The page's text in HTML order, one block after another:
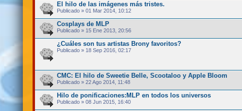
El hilo de las imágenes más tristes.
Publicado » 01 Mar 2014, 10:12
Cosplays de MLP
Publicado » 15 Ene 2013, 20:56
¿Cuáles son tus artistas Brony favoritos?
Publicado » 18 Sep 2016, 02:17
CMC: El hilo de Sweetie Belle, Scootaloo y Apple Bloom
Publicado » 22 Ago 2014, 11:48
Hilo de ponificaciones:MLP en todos los universos
Publicado » 08 Jun 2015, 16:40